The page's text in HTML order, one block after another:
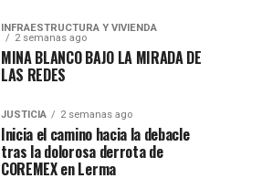
INFRAESTRUCTURA Y VIVIENDA
2 semanas ago
MINA BLANCO BAJO LA MIRADA DE
LAS REDES
JUSTICIA 2 semanas ago
Inicia el camino hacia la debacle
tras la dolorosa derrota de
COREMEX en Lerma